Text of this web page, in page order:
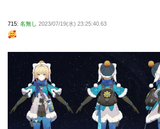
715: 名無し 2023/07/19(水) 23:25:40.63